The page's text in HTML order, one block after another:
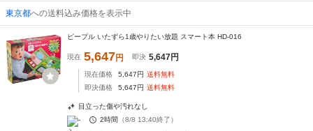
東京都への送料込み価格を表示中
ピープル いたずら1歳やりたい放題 スマート本 HD-016
現在 5,647円 即決 5,647円
現在価格 5,647円 送料無料
即決価格
5,647円 送料無料
目立った傷や汚れなし
-
2時間 （8/8 13:40終了）